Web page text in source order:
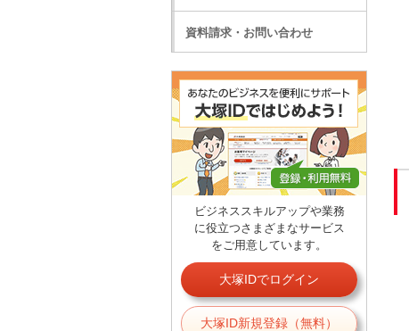
資料請求・お問い合わせ
ビジネススキルアップや業務
に役立つさまざまなサービス
をご用意しています。
大塚IDでログイン
大塚ID新規登録（無料）